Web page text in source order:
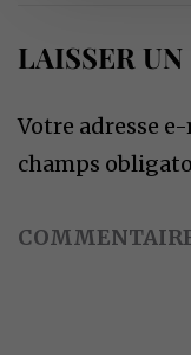
LAISSER
Votre adresse
champs